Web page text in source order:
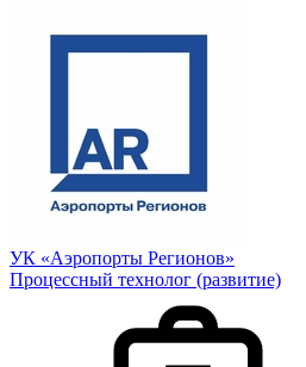
УК «Аэропорты Регионов»
Процессный технолог (развитие)